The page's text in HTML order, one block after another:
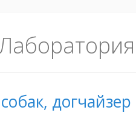
догчайзер